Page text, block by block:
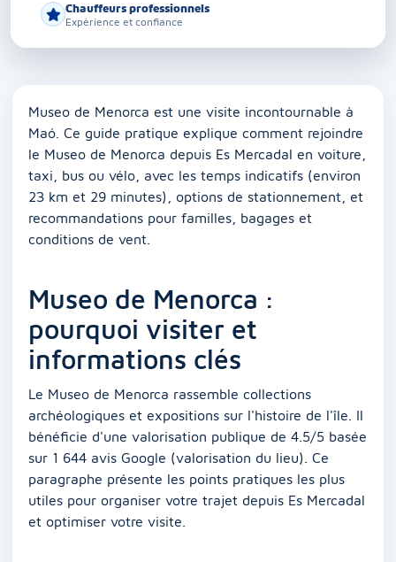
Chauffeurs professionnels
Expérience et confiance
Museo de Menorca est une visite incontournable à
Maó. Ce guide pratique explique comment rejoindre
le Museo de Menorca depuis Es Mercadal en voiture,
taxi, bus ou vélo, avec les temps indicatifs (environ
23 km et 29 minutes), options de stationnement, et
recommandations pour familles, bagages et
conditions de vent.
Museo de Menorca :
pourquoi visiter et
informations clés
Le Museo de Menorca rassemble collections
archéologiques et expositions sur l'histoire de l'île. Il
bénéficie d'une valorisation publique de 4.5/5 basée
sur 1 644 avis Google (valorisation du lieu). Ce
paragraphe présente les points pratiques les plus
utiles pour organiser votre trajet depuis Es Mercadal
et optimiser votre visite.